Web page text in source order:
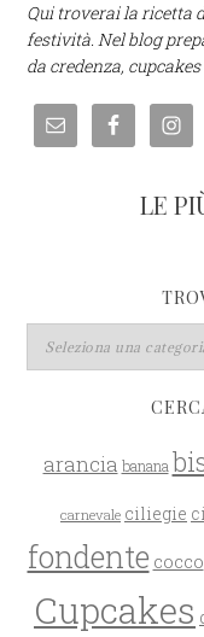
Qui troverai la ricetta
festività. Nel blog
da credenza,
LE
arancia banana
carnevale ciliegie
fondente cocco
Cupcakes